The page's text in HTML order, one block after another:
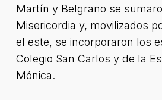
Martín y Belgrano se
Misericordia y, movilizados
el este, se incorporaron los
Colegio San Carlos y de la
Mónica.